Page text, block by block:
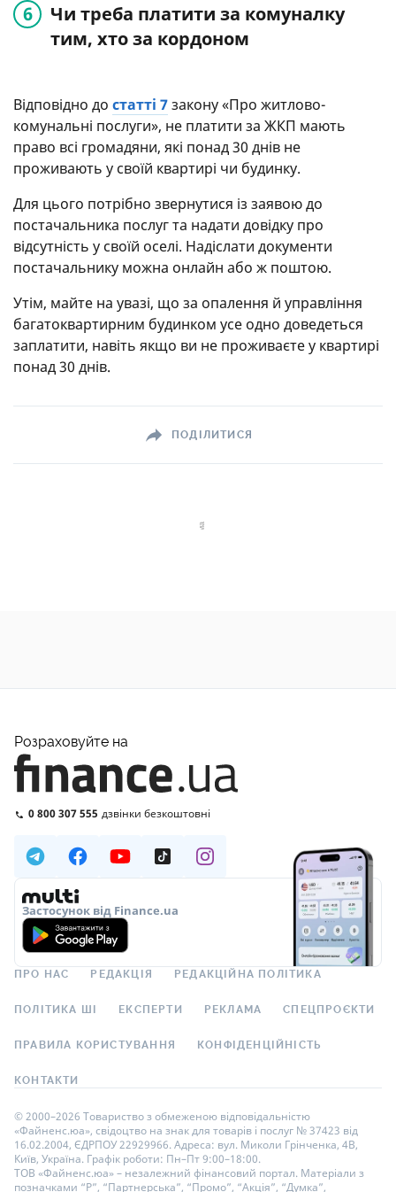
Чи треба платити за комуналку
тим, хто за кордоном
Відповідно до статті 7закону «Про житлово-
комунальні послуги», не платити за ЖКП мають
право всі громадяни, які понад 30 днів не
проживають у своїй квартирі чи будинку.
Для цього потрібно звернутися із заявою до
постачальника послуг та надати довідку про
відсутність у своїй оселі. Надіслати документи
постачальнику можна онлайн або ж поштою.
Утім, майте на увазі, що за опалення й управління
багатоквартирним будинком усе одно доведеться
заплатити, навіть якщо ви не проживаєте у квартирі
понад 30 днів.
ПОДІЛИТИСЯ
Розраховуйте на
0 800 307 555 дзвінки безкоштовні
Застосунок від Finance.ua
ПРО НАС РЕДАКЦІЯ РЕДАКЦІЙНА ПОЛІТИКА
ПОЛІТИКА ШІ ЕКСПЕРТИ РЕКЛАМА СПЕЦПРОЄКТИ
ПРАВИЛА КОРИСТУВАННЯ КОНФІДЕНЦІЙНІСТЬ
КОНТАКТИ
© 2000–2026 Товариство з обмеженою відповідальністю
«Файненс.юа», свідоцтво на знак для товарів і послуг № 37423 від
16.02.2004, ЄДРПОУ 22929966. Адреса: вул. Миколи Грінченка, 4В,
Київ, Україна. Графік роботи: Пн–Пт 9:00–18:00.
ТОВ «Файненс.юа» – незалежний фінансовий портал. Матеріали з
позначками “Р”, “Партнерська”, “Промо”, “Акція”, “Думка”,